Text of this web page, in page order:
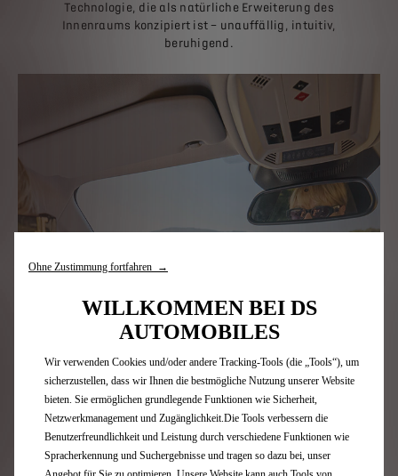
Technologie, die als natürliche Erweiterung des
Innenraums konzipiert ist – unauffällig, intuitiv,
beruhigend.
Ohne Zustimmung fortfahren →
WILLKOMMEN BEI DS
AUTOMOBILES
Wir verwenden Cookies und/oder andere Tracking-Tools (die „Tools“), um
sicherzustellen, dass wir Ihnen die bestmögliche Nutzung unserer Website
bieten. Sie ermöglichen grundlegende Funktionen wie Sicherheit,
Netzwerkmanagement und Zugänglichkeit.Die Tools verbessern die
Benutzerfreundlichkeit und Leistung durch verschiedene Funktionen wie
Spracherkennung und Suchergebnisse und tragen so dazu bei, unser